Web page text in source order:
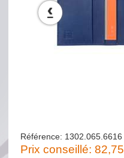
‹
Référence: 1302.065.6616
Prix conseillé:82,75